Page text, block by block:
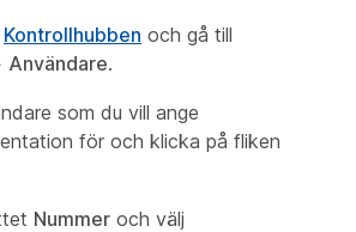
Kontrollhubben och gå till
Användare.
som du vill ange
för och klicka på fliken
Nummer och välj